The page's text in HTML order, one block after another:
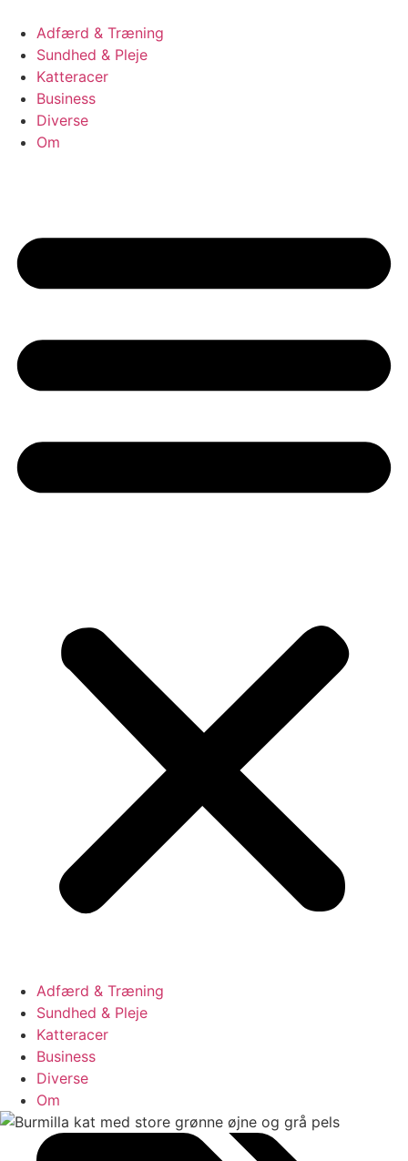
indhold
Adfærd & Træning
Sundhed & Pleje
Katteracer
Business
Diverse
Om
Adfærd & Træning
Sundhed & Pleje
Katteracer
Business
Diverse
Om